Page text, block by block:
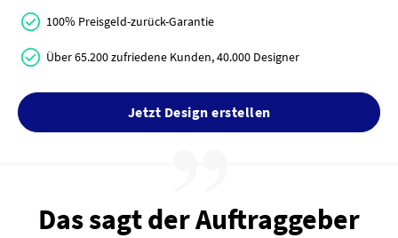
100% Preisgeld-zurück-Garantie
Über 65.200 zufriedene Kunden, 40.000 Designer
Jetzt Design erstellen
Das sagt der Auftraggeber